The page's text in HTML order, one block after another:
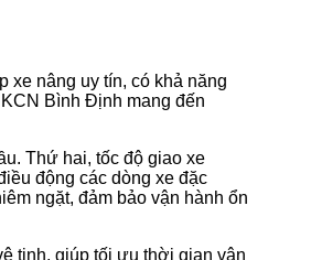
xe nâng uy tín, có khả năng
Bình Định mang đến
Thứ hai, tốc độ giao xe
động các dòng xe đặc
ngặt, đảm bảo vận hành ổn
tinh, giúp tối ưu thời gian vận